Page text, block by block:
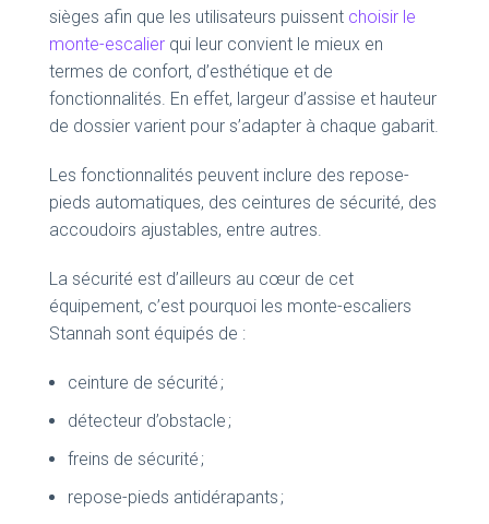
sièges afin que les utilisateurs puissent choisir le
monte-escalier qui leur convient le mieux en
termes de confort, d’esthétique et de
fonctionnalités. En effet, largeur d’assise et hauteur
de dossier varient pour s’adapter à chaque gabarit.
Les fonctionnalités peuvent inclure des repose-
pieds automatiques, des ceintures de sécurité, des
accoudoirs ajustables, entre autres.
La sécurité est d’ailleurs au cœur de cet
équipement, c’est pourquoi les monte-escaliers
Stannah sont équipés de :
ceinture de sécurité ;
détecteur d’obstacle ;
freins de sécurité ;
repose-pieds antidérapants ;